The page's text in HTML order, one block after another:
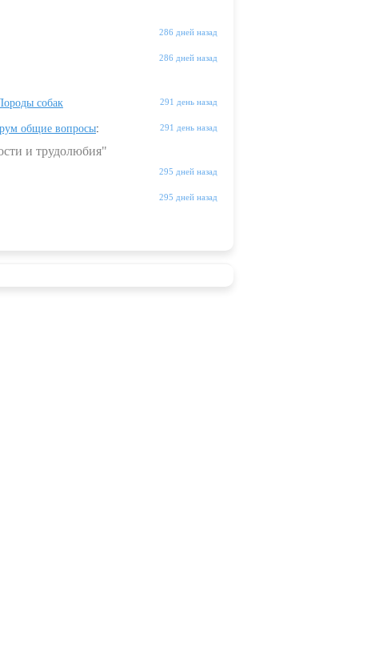
286 дней назад
286 дней назад
291 день назад
собак
291 день назад
общие вопросы:
и трудолюбия"
295 дней назад
295 дней назад